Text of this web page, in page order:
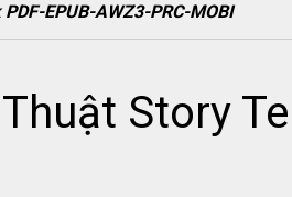
EPUB-AWZ3-PRC-MOBI
Story